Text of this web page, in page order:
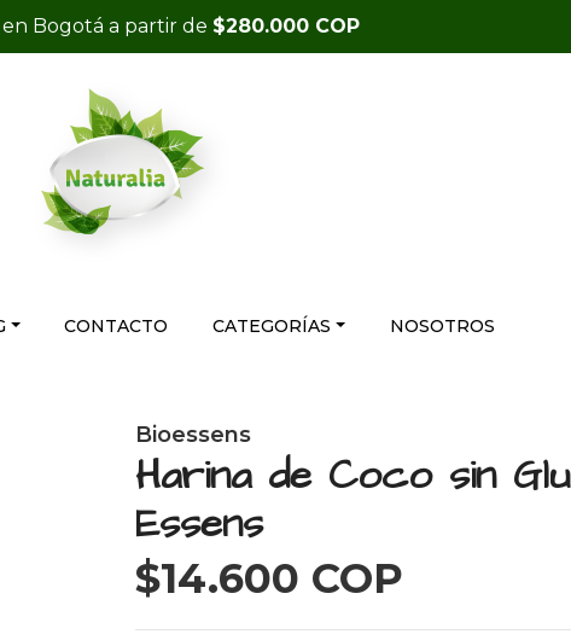
en Bogotá a partir de $280.000 COP
CONTACTO CATEGORÍAS NOSOTROS
Bioessens
Harina de Coco sin
Essens
$14.600 COP